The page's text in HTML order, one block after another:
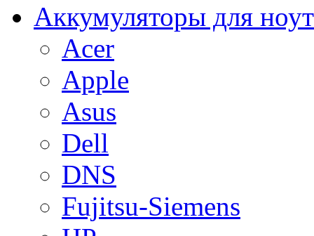
Аккумуляторы для
Acer
Apple
Asus
Dell
DNS
Fujitsu-Siemens